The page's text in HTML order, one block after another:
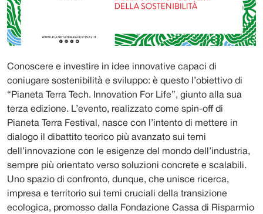
Conoscere e investire in idee innovative capaci di
coniugare sostenibilità e sviluppo: è questo l’obiettivo di
“Pianeta Terra Tech. Innovation For Life”, giunto alla sua
terza edizione. L’evento, realizzato come spin-off di
Pianeta Terra Festival, nasce con l’intento di mettere in
dialogo il dibattito teorico più avanzato sui temi
dell’innovazione con le esigenze del mondo dell’industria,
sempre più orientato verso soluzioni concrete e scalabili.
Uno spazio di confronto, dunque, che unisce ricerca,
impresa e territorio sui temi cruciali della transizione
ecologica, promosso dalla Fondazione Cassa di Risparmio